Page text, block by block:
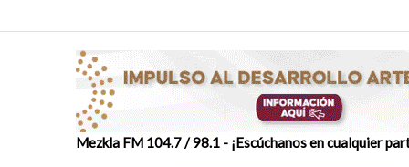
Mezkla FM 104.7 / 98.1 - ¡Escúchanos en cualquier